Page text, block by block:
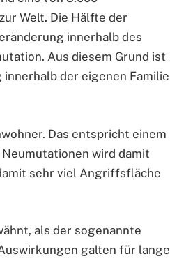
Welt. Die Hälfte der
innerhalb des
Aus diesem Grund ist
der eigenen Familie
Das entspricht einem
wird damit
sehr viel Angriffsfläche
als der sogenannte
galten für lange